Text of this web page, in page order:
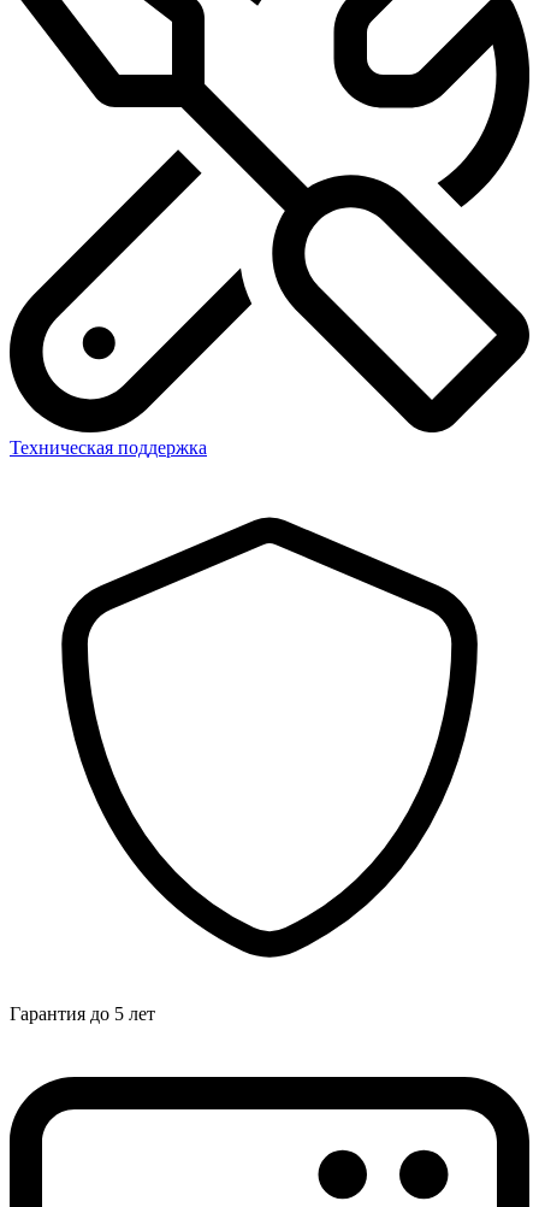
Техническая поддержка
Гарантия до 5 лет